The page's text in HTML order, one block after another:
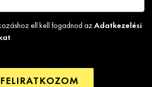
ell kell fogadnod az Adatkezelési
.
FELIRATKOZOM